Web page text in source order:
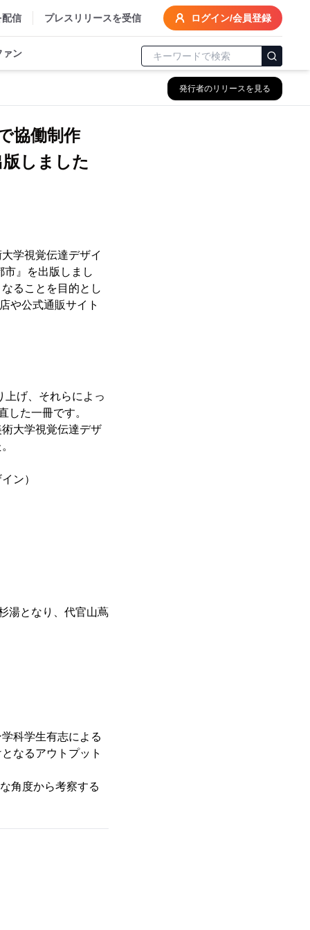
配信 プレスリリースを受信 ログイン/会員登録
ァン
発行者のリリースを見る
協働制作
しました
学視覚伝達デザイ
市』を出版しまし
ることを目的とし
や公式通販サイト
上げ、それらによっ
した一冊です。
大学視覚伝達デザ
。
ン）
湯となり、代官山蔦
科学生有志による
なるアウトプット
角度から考察する